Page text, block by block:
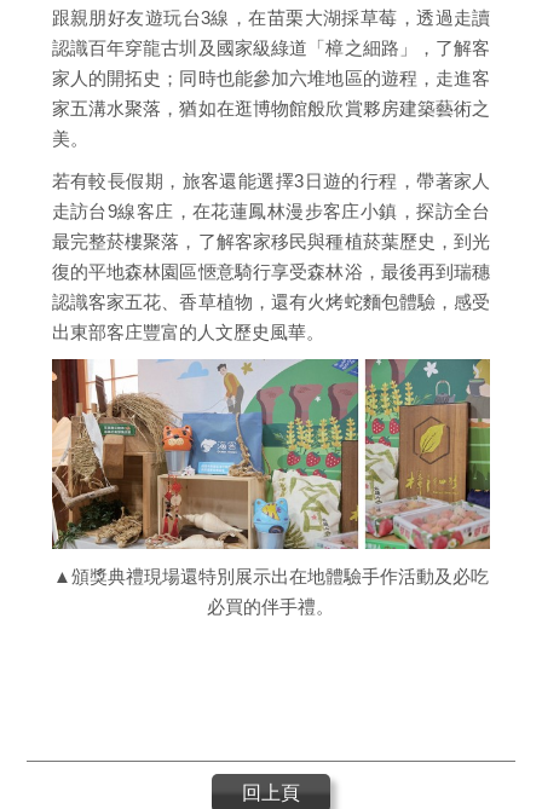
跟親朋好友遊玩台3線，在苗栗大湖採草莓，透過走讀
認識百年穿龍古圳及國家級綠道「樟之細路」，了解客
家人的開拓史；同時也能參加六堆地區的遊程，走進客
家五溝水聚落，猶如在逛博物館般欣賞夥房建築藝術之
美。
若有較長假期，旅客還能選擇3日遊的行程，帶著家人
走訪台9線客庄，在花蓮鳳林漫步客庄小鎮，探訪全台
最完整菸樓聚落，了解客家移民與種植菸葉歷史，到光
復的平地森林園區愜意騎行享受森林浴，最後再到瑞穗
認識客家五花、香草植物，還有火烤蛇麵包體驗，感受
出東部客庄豐富的人文歷史風華。
▲頒獎典禮現場還特別展示出在地體驗手作活動及必吃
必買的伴手禮。
回上頁